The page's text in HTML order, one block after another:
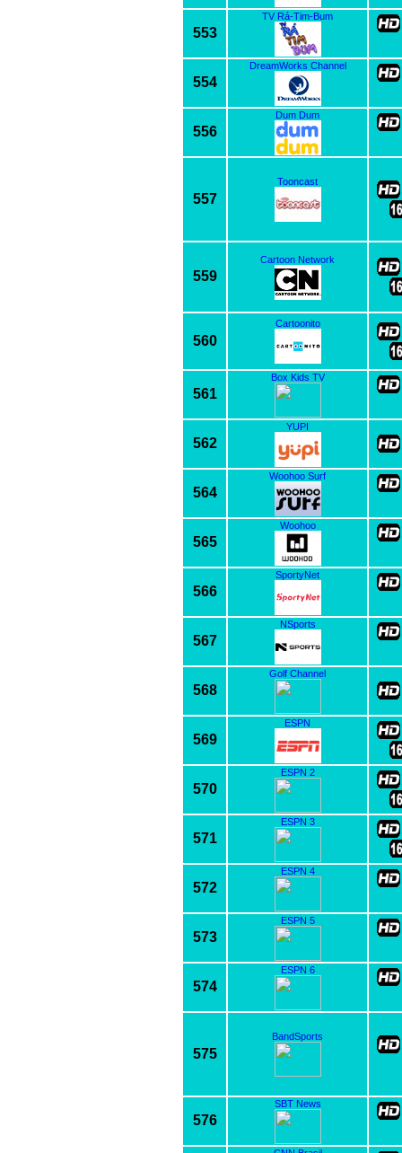
553
TV Rá-Tim-Bum
554
DreamWorks Channel
556
Dum Dum
557
Tooncast
559
Cartoon Network
560
Cartoonito
561
Box Kids TV
562
YUPI
564
Woohoo Surf
565
Woohoo
566
SportyNet
567
NSports
568
Golf Channel
569
ESPN
570
ESPN 2
571
ESPN 3
572
ESPN 4
573
ESPN 5
574
ESPN 6
575
BandSports
576
SBT News